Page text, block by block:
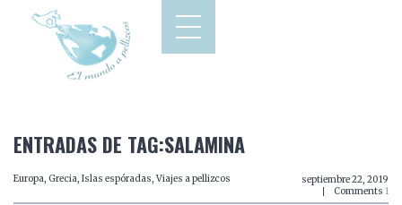
ENTRADAS DE TAG:SALAMINA
Europa, Grecia, Islas espóradas, Viajes a pellizcos
septiembre 22, 2019
Comments 1